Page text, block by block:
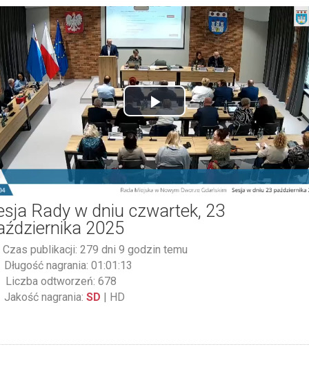
Play
Video
Rady w dniu czwartek, 23
2025
Czas publikacji: 279 dni 9 godzin temu
Długość nagrania: 01:01:13
Liczba odtworzeń: 678
Jakość nagrania: SD | HD